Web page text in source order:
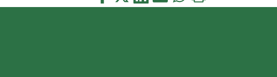
this
this
this
this
this
this